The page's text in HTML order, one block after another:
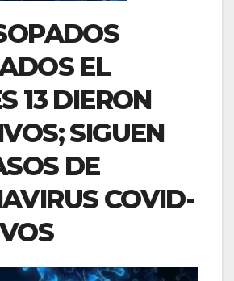
EL
13 DIERON
SIGUEN
DE
COVID-